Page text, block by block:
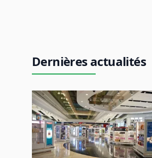
Dernières actualités